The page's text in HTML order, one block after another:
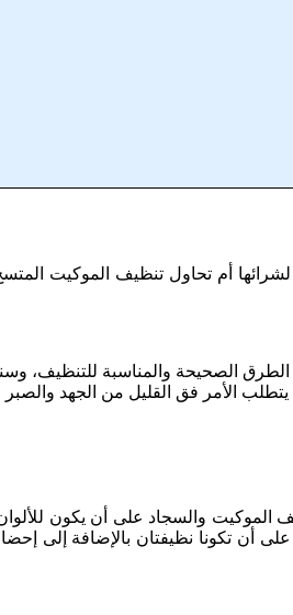
أم تحاول تنظيف الموكيت المتسخ
الطرق الصحيحة والمناسبة
الأمر فق القليل من الجهد والصبر
والسجاد على أن يكون للألوان
أن تكونا نظيفتان بالإضافة إلى